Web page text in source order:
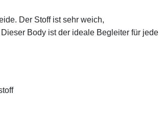
Der Stoff ist sehr weich,
Body ist der ideale Begleiter für jede